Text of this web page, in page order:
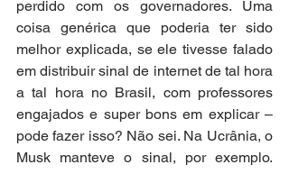
perdido com os governadores. Uma
coisa genérica que poderia ter sido
melhor explicada, se ele tivesse falado
em distribuir sinal de internet de tal hora
a tal hora no Brasil, com professores
engajados e super bons em explicar –
pode fazer isso? Não sei. Na Ucrânia, o
Musk manteve o sinal, por exemplo.